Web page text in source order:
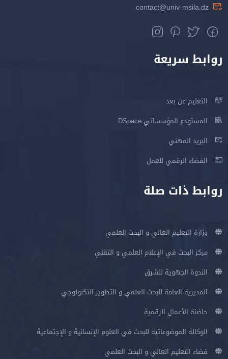
contact@univ-msila.dz
روابط سريعة
التعليم عن بعد
المستودع المؤسساتي DSpace
البريد المهني
الفضاء الرقمي للعمل
روابط ذات صلة
وزارة التعليم العالي و البحث العلمي
مركز البحث في الإعلام العلمي و التقني
الندوة الجهوية للشرق
المديرية العامة للبحث العلمي و التطوير التكنولوجي
حاضنة الأعمال الرقمية
الوكالة الموضوعاتية للبحث في العلوم الإنسانية و الإجتماعية
فضاء التعليم العالي و البحث العلمي